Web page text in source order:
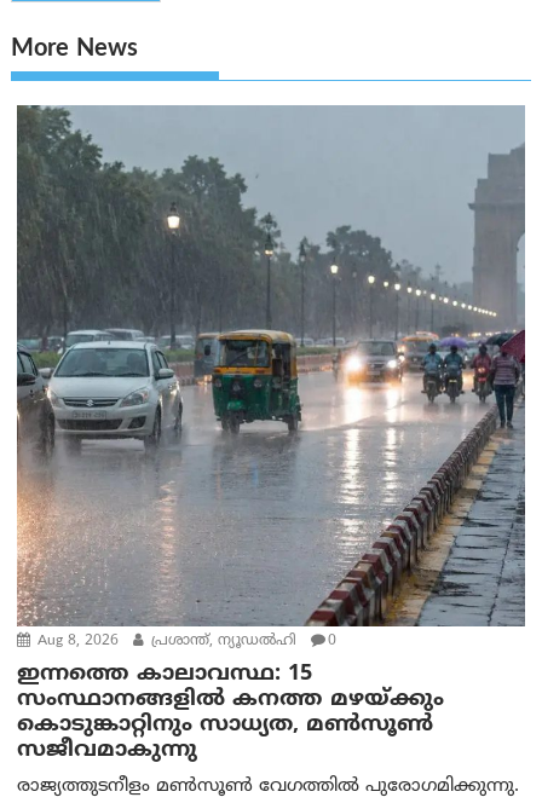
More News
Aug 8, 2026 പ്രശാന്ത്, ന്യൂഡല്‍ഹി 0
ഇന്നത്തെ കാലാവസ്ഥ: 15
സംസ്ഥാനങ്ങളിൽ കനത്ത മഴയ്ക്കും
കൊടുങ്കാറ്റിനും സാധ്യത, മൺസൂൺ
സജീവമാകുന്നു
രാജ്യത്തുടനീളം മൺസൂൺ വേഗത്തിൽ പുരോഗമിക്കുന്നു.